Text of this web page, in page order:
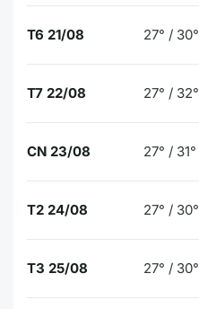
T6 21/08 27° / 30°
T7 22/08 27° / 32°
CN 23/08 27° / 31°
T2 24/08 27° / 30°
T3 25/08 27° / 30°